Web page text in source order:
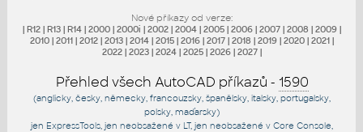
Nové příkazy od verze:
| R12 | R13 | R14 | 2000 | 2000i | 2002 | 2004 | 2005 | 2006 | 2007 | 2008 | 2009 |
2010 | 2011 | 2012 | 2013 | 2014 | 2015 | 2016 | 2017 | 2018 | 2019 | 2020 | 2021 |
2022 | 2023 | 2024 | 2025 | 2026 | 2027 |
Přehled všech AutoCAD příkazů - 1590
(anglicky, česky, německy, francouzsky, španělsky, italsky, portugalsky,
polsky, maďarsky)
jen ExpressTools , jen neobsažené v LT, jen neobsažené v Core Console